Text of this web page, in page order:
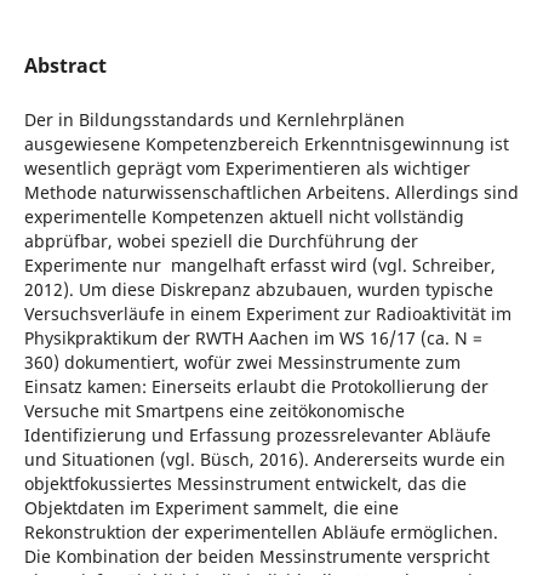
Abstract
Der in Bildungsstandards und Kernlehrplänen
ausgewiesene Kompetenzbereich Erkenntnisgewinnung ist
wesentlich geprägt vom Experimentieren als wichtiger
Methode naturwissenschaftlichen Arbeitens. Allerdings sind
experimentelle Kompetenzen aktuell nicht vollständig
abprüfbar, wobei speziell die Durchführung der
Experimente nur mangelhaft erfasst wird (vgl. Schreiber,
2012). Um diese Diskrepanz abzubauen, wurden typische
Versuchsverläufe in einem Experiment zur Radioaktivität im
Physikpraktikum der RWTH Aachen im WS 16/17 (ca. N =
360) dokumentiert, wofür zwei Messinstrumente zum
Einsatz kamen: Einerseits erlaubt die Protokollierung der
Versuche mit Smartpens eine zeitökonomische
Identifizierung und Erfassung prozessrelevanter Abläufe
und Situationen (vgl. Büsch, 2016). Andererseits wurde ein
objektfokussiertes Messinstrument entwickelt, das die
Objektdaten im Experiment sammelt, die eine
Rekonstruktion der experimentellen Abläufe ermöglichen.
Die Kombination der beiden Messinstrumente verspricht